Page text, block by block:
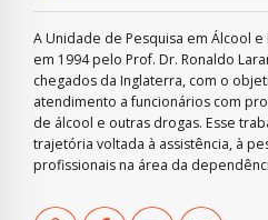
A Unidade de Pesquisa em Álcool e
em 1994 pelo Prof. Dr. Ronaldo
chegados da Inglaterra, com o
atendimento a funcionários com
de álcool e outras drogas. Esse
trajetória voltada à assistência, à
profissionais na área da